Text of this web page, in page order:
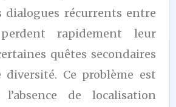
dialogues récurrents entre
rapidement leur
quêtes secondaires
Ce problème est
de localisation